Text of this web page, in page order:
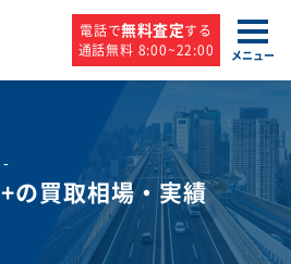
電話で無料査定する
通話無料 8:00~22:00
メニュー
の買取相場・実績